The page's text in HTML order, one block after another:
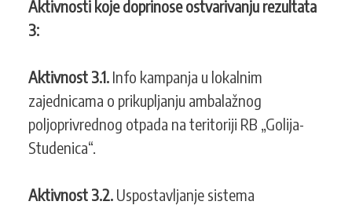
Aktivnosti koje doprinose ostvarivanju rezultata
3:
Aktivnost 3.1. Info kampanja u lokalnim
zajednicama o prikupljanju ambalažnog
poljoprivrednog otpada na teritoriji RB „Golija-
Studenica“.
Aktivnost 3.2. Uspostavljanje sistema